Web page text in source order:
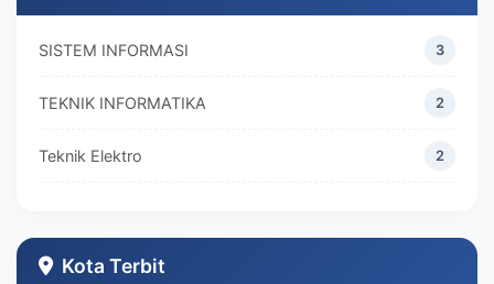
SISTEM INFORMASI 3
TEKNIK INFORMATIKA 2
Teknik Elektro 2
Teknik Industri
Kota Terbit